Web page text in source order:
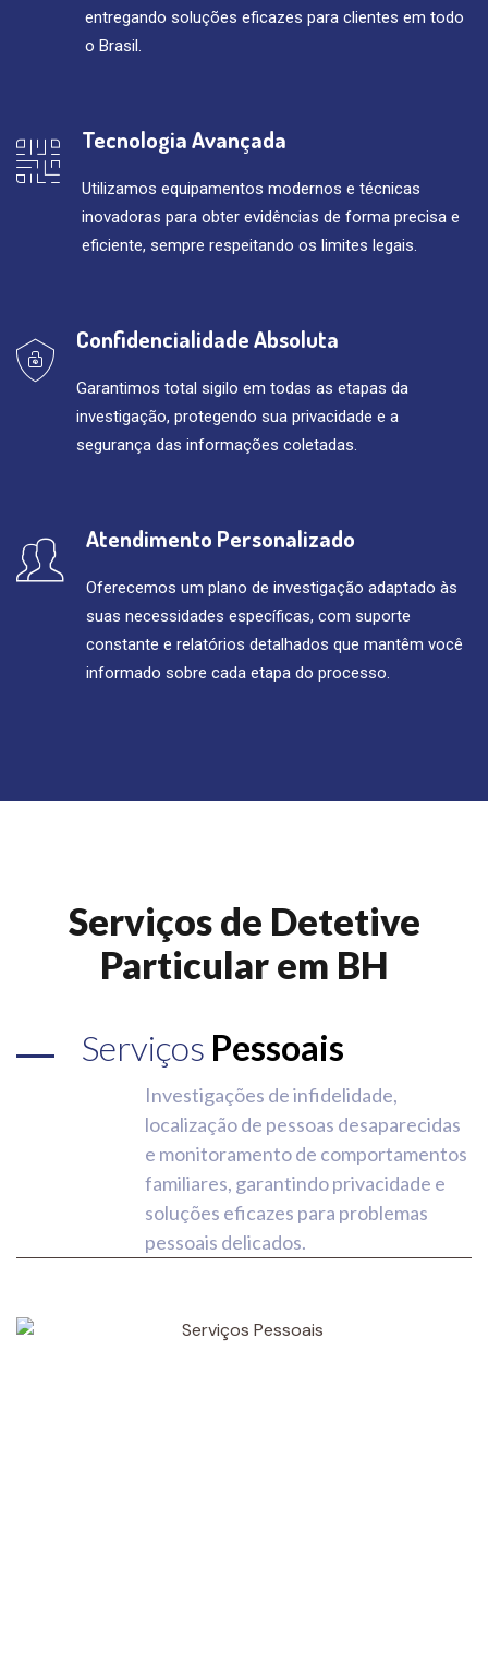
entregando soluções eficazes para clientes em todo
o Brasil.
Tecnologia Avançada
Utilizamos equipamentos modernos e técnicas
inovadoras para obter evidências de forma precisa e
eficiente, sempre respeitando os limites legais.
Confidencialidade Absoluta
Garantimos total sigilo em todas as etapas da
investigação, protegendo sua privacidade e a
segurança das informações coletadas.
Atendimento Personalizado
Oferecemos um plano de investigação adaptado às
suas necessidades específicas, com suporte
constante e relatórios detalhados que mantêm você
informado sobre cada etapa do processo.
Serviços de Detetive
Particular em BH
Serviços Pessoais
Investigações de infidelidade,
localização de pessoas desaparecidas
e monitoramento de comportamentos
familiares, garantindo privacidade e
soluções eficazes para problemas
pessoais delicados.